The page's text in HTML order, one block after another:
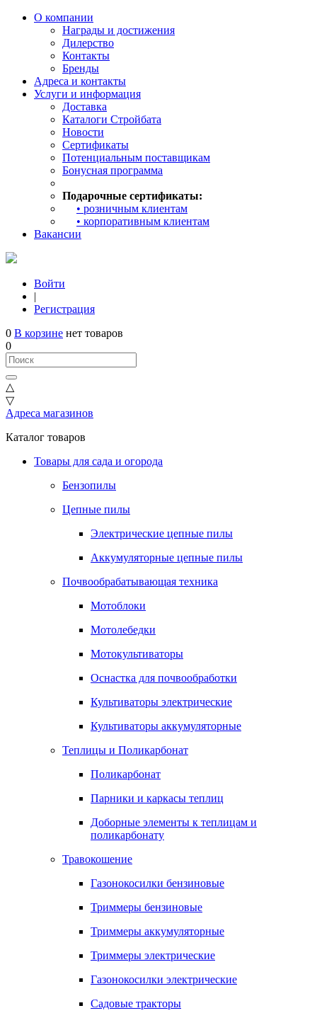
О компании
Награды и достижения
Дилерство
Контакты
Бренды
Адреса и контакты
Услуги и информация
Доставка
Каталоги Стройбата
Новости
Сертификаты
Потенциальным поставщикам
Бонусная программа
Подарочные сертификаты:
• розничным клиентам
• корпоративным клиентам
Вакансии
Войти
|
Регистрация
0 В корзине нет товаров
0
△
▽
Адреса магазинов
Каталог товаров
Товары для сада и огорода
Бензопилы
Цепные пилы
Электрические цепные пилы
Аккумуляторные цепные пилы
Почвообрабатывающая техника
Мотоблоки
Мотолебедки
Мотокультиваторы
Оснастка для почвообработки
Культиваторы электрические
Культиваторы аккумуляторные
Теплицы и Поликарбонат
Поликарбонат
Парники и каркасы теплиц
Доборные элементы к теплицам и
поликарбонату
Травокошение
Газонокосилки бензиновые
Триммеры бензиновые
Триммеры аккумуляторные
Триммеры электрические
Газонокосилки электрические
Садовые тракторы